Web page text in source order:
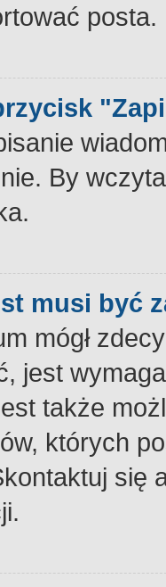
posta.
By
musi być
mógł
jest
także
których
się